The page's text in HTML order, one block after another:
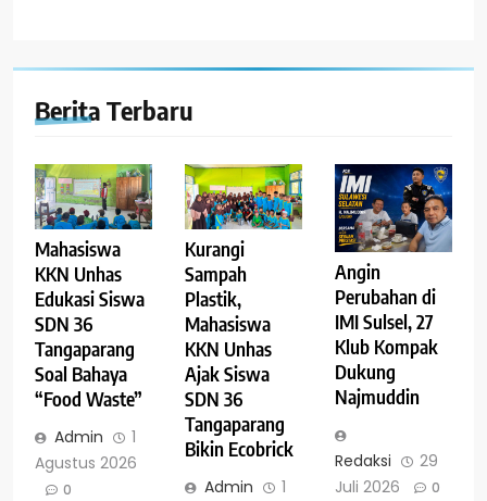
Berita Terbaru
Mahasiswa
KKN Unhas
Edukasi Siswa
SDN 36
Tangaparang
Soal Bahaya
“Food Waste”
Admin
1
Agustus 2026
0
Kurangi
Sampah
Plastik,
Mahasiswa
KKN Unhas
Ajak Siswa
SDN 36
Tangaparang
Bikin Ecobrick
Admin
1
Angin
Perubahan di
IMI Sulsel, 27
Klub Kompak
Dukung
Najmuddin
Redaksi
29
Juli 2026
0